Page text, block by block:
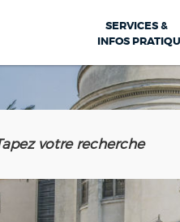
SERVICES &
INFOS